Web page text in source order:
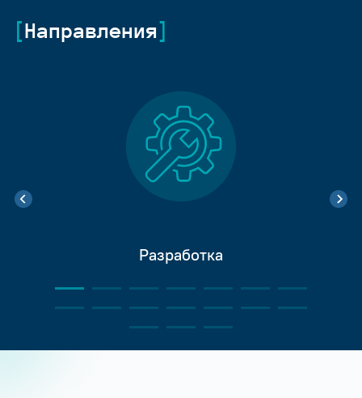
Направления
Разработка